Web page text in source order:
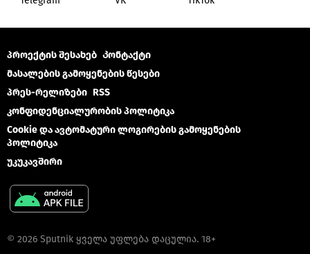
პროექტის შესახებ Კონტაქტი
მასალების გამოყენების წესები
პრეს-რელიზები RSS
კონფიდენციალურობის პოლიტიკა
Cookie და ავტომატური ლოგირების გამოყენების
პოლიტიკა
უკუკავშირი
© 2026 Sputnik ყველა უფლება დაცულია. 18+